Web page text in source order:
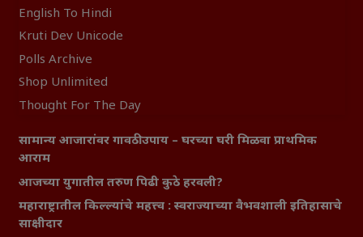
English To Hindi
Kruti Dev Unicode
Polls Archive
Shop Unlimited
Thought For The Day
सामान्य आजारांवर गावठी उपाय – घरच्या घरी मिळवा प्राथमिक
आराम
आजच्या युगातील तरुण पिढी कुठे हरवली?
महाराष्ट्रातील किल्ल्यांचे महत्त्व : स्वराज्याच्या वैभवशाली इतिहासाचे
साक्षीदार